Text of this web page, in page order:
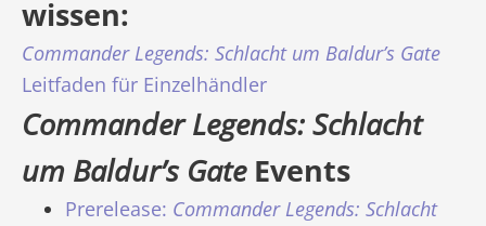
wissen:
Commander Legends: Schlacht um Baldur’s Gate
Leitfaden für Einzelhändler
Commander Legends: Schlacht
um Baldur’s GateEvents
Prerelease: Commander Legends: Schlacht